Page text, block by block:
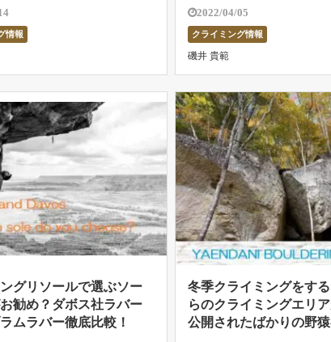
ります。学生のアルバイトス
社会人になっていなくなって
、引っ越してきた人が新しく
情報
めるクライマーたちはイン
ングにシフトしていくこと
もその一人。最近のインド
グはコーディネーション課
外岩 […]
2022/04/05
クライミング情報
磯井 貴範
グリソールで選ぶソー
勧め？ダボス社ラバー
ムラバー徹底比較！
冬季クライミングをす
らのクライミングエリア
公開されたばかりの野